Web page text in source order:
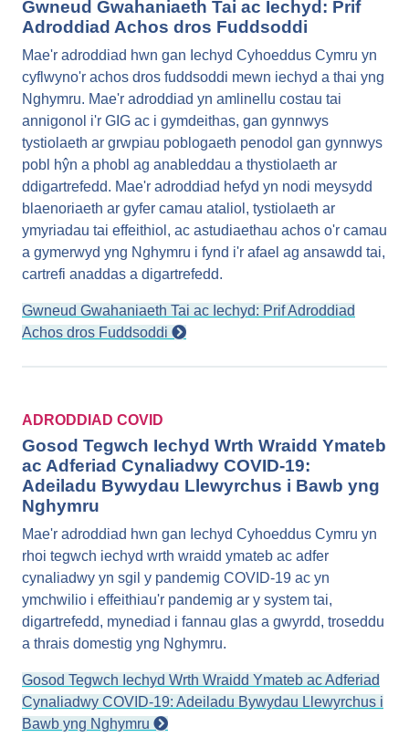
Gwneud Gwahaniaeth Tai ac Iechyd: Prif
Adroddiad Achos dros Fuddsoddi
Mae'r adroddiad hwn gan Iechyd Cyhoeddus Cymru yn
cyflwyno'r achos dros fuddsoddi mewn iechyd a thai yng
Nghymru. Mae'r adroddiad yn amlinellu costau tai
annigonol i'r GIG ac i gymdeithas, gan gynnwys
tystiolaeth ar grwpiau poblogaeth penodol gan gynnwys
pobl hŷn a phobl ag anableddau a thystiolaeth ar
ddigartrefedd. Mae'r adroddiad hefyd yn nodi meysydd
blaenoriaeth ar gyfer camau ataliol, tystiolaeth ar
ymyriadau tai effeithiol, ac astudiaethau achos o'r camau
a gymerwyd yng Nghymru i fynd i'r afael ag ansawdd tai,
cartrefi anaddas a digartrefedd.
Gwneud Gwahaniaeth Tai ac Iechyd: Prif Adroddiad
Achos dros Fuddsoddi
ADRODDIAD COVID
Gosod Tegwch Iechyd Wrth Wraidd Ymateb
ac Adferiad Cynaliadwy COVID-19:
Adeiladu Bywydau Llewyrchus i Bawb yng
Nghymru
Mae'r adroddiad hwn gan Iechyd Cyhoeddus Cymru yn
rhoi tegwch iechyd wrth wraidd ymateb ac adfer
cynaliadwy yn sgil y pandemig COVID-19 ac yn
ymchwilio i effeithiau'r pandemig ar y system tai,
digartrefedd, mynediad i fannau glas a gwyrdd, troseddu
a thrais domestig yng Nghymru.
Gosod Tegwch Iechyd Wrth Wraidd Ymateb ac Adferiad
Cynaliadwy COVID-19: Adeiladu Bywydau Llewyrchus i
Bawb yng Nghymru